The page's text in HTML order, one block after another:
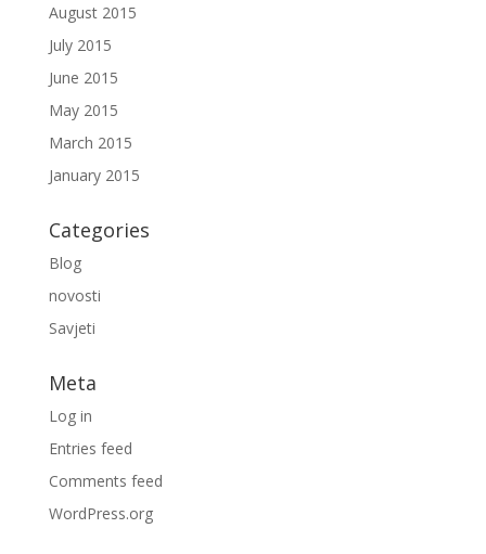
August 2015
July 2015
June 2015
May 2015
March 2015
January 2015
Categories
Blog
novosti
Savjeti
Meta
Log in
Entries feed
Comments feed
WordPress.org